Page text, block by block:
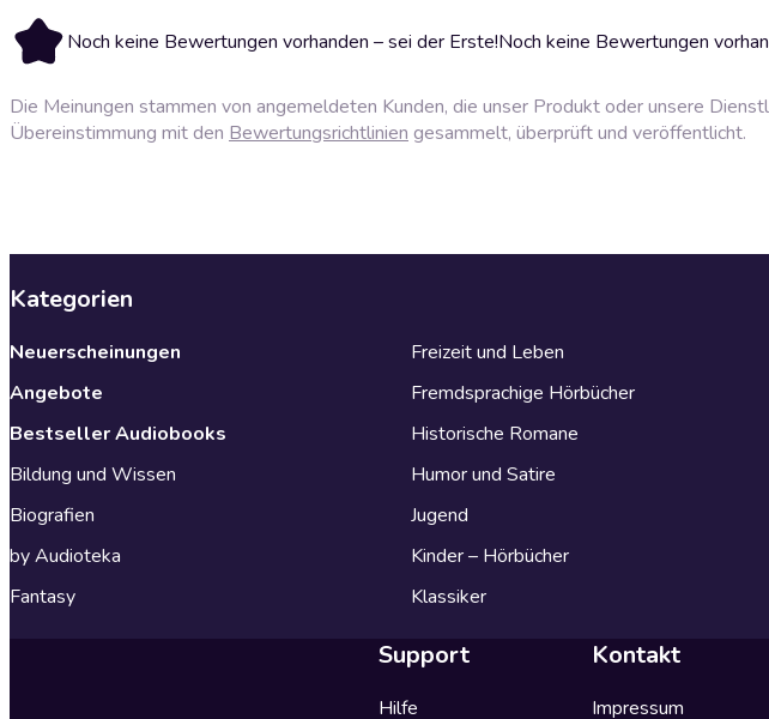
Noch keine Bewertungen vorhanden – sei der Erste!Noch keine Bewertungen
Die Meinungen stammen von angemeldeten Kunden, die unser Produkt oder unsere
Übereinstimmung mit den Bewertungsrichtlinien gesammelt, überprüft und veröffentlicht.
Kategorien
Neuerscheinungen
Angebote
Bestseller Audiobooks
Bildung und Wissen
Biografien
by Audioteka
Fantasy
Freizeit und Leben
Fremdsprachige Hörbücher
Historische Romane
Humor und Satire
Jugend
Kinder – Hörbücher
Klassiker
Support
Hilfe
Kontakt
Impressum